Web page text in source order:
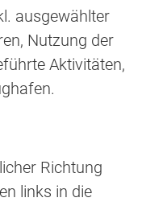
ausgewählter
Nutzung der
Aktivitäten,
Richtung
links in die